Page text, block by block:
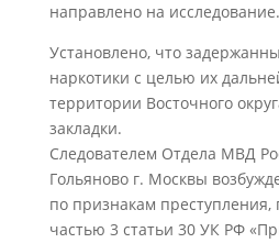
направлено на исследование.
Установлено, что
наркотики с целью их
территории Восточного
закладки.
Следователем Отдела МВД
Гольяново г. Москвы
по признакам преступления,
частью 3 статьи 30 УК РФ